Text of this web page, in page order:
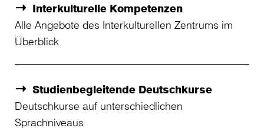
Interkulturelle Kompetenzen
Alle Angebote des Interkulturellen Zentrums im
Überblick
Studienbegleitende Deutschkurse
Deutschkurse auf unterschiedlichen
Sprachniveaus